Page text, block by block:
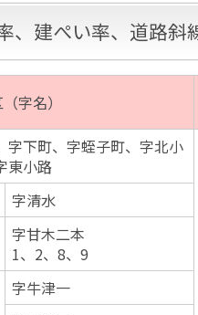
、建ぺい率、道路斜
字名）
字下町、字蛭子町、字北小
東小路
字清水
字甘木二本
1、2、8、9
字牛津一